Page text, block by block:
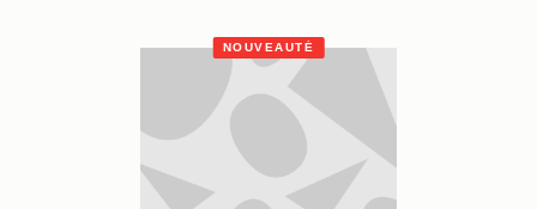
NOUVEAUTÉ